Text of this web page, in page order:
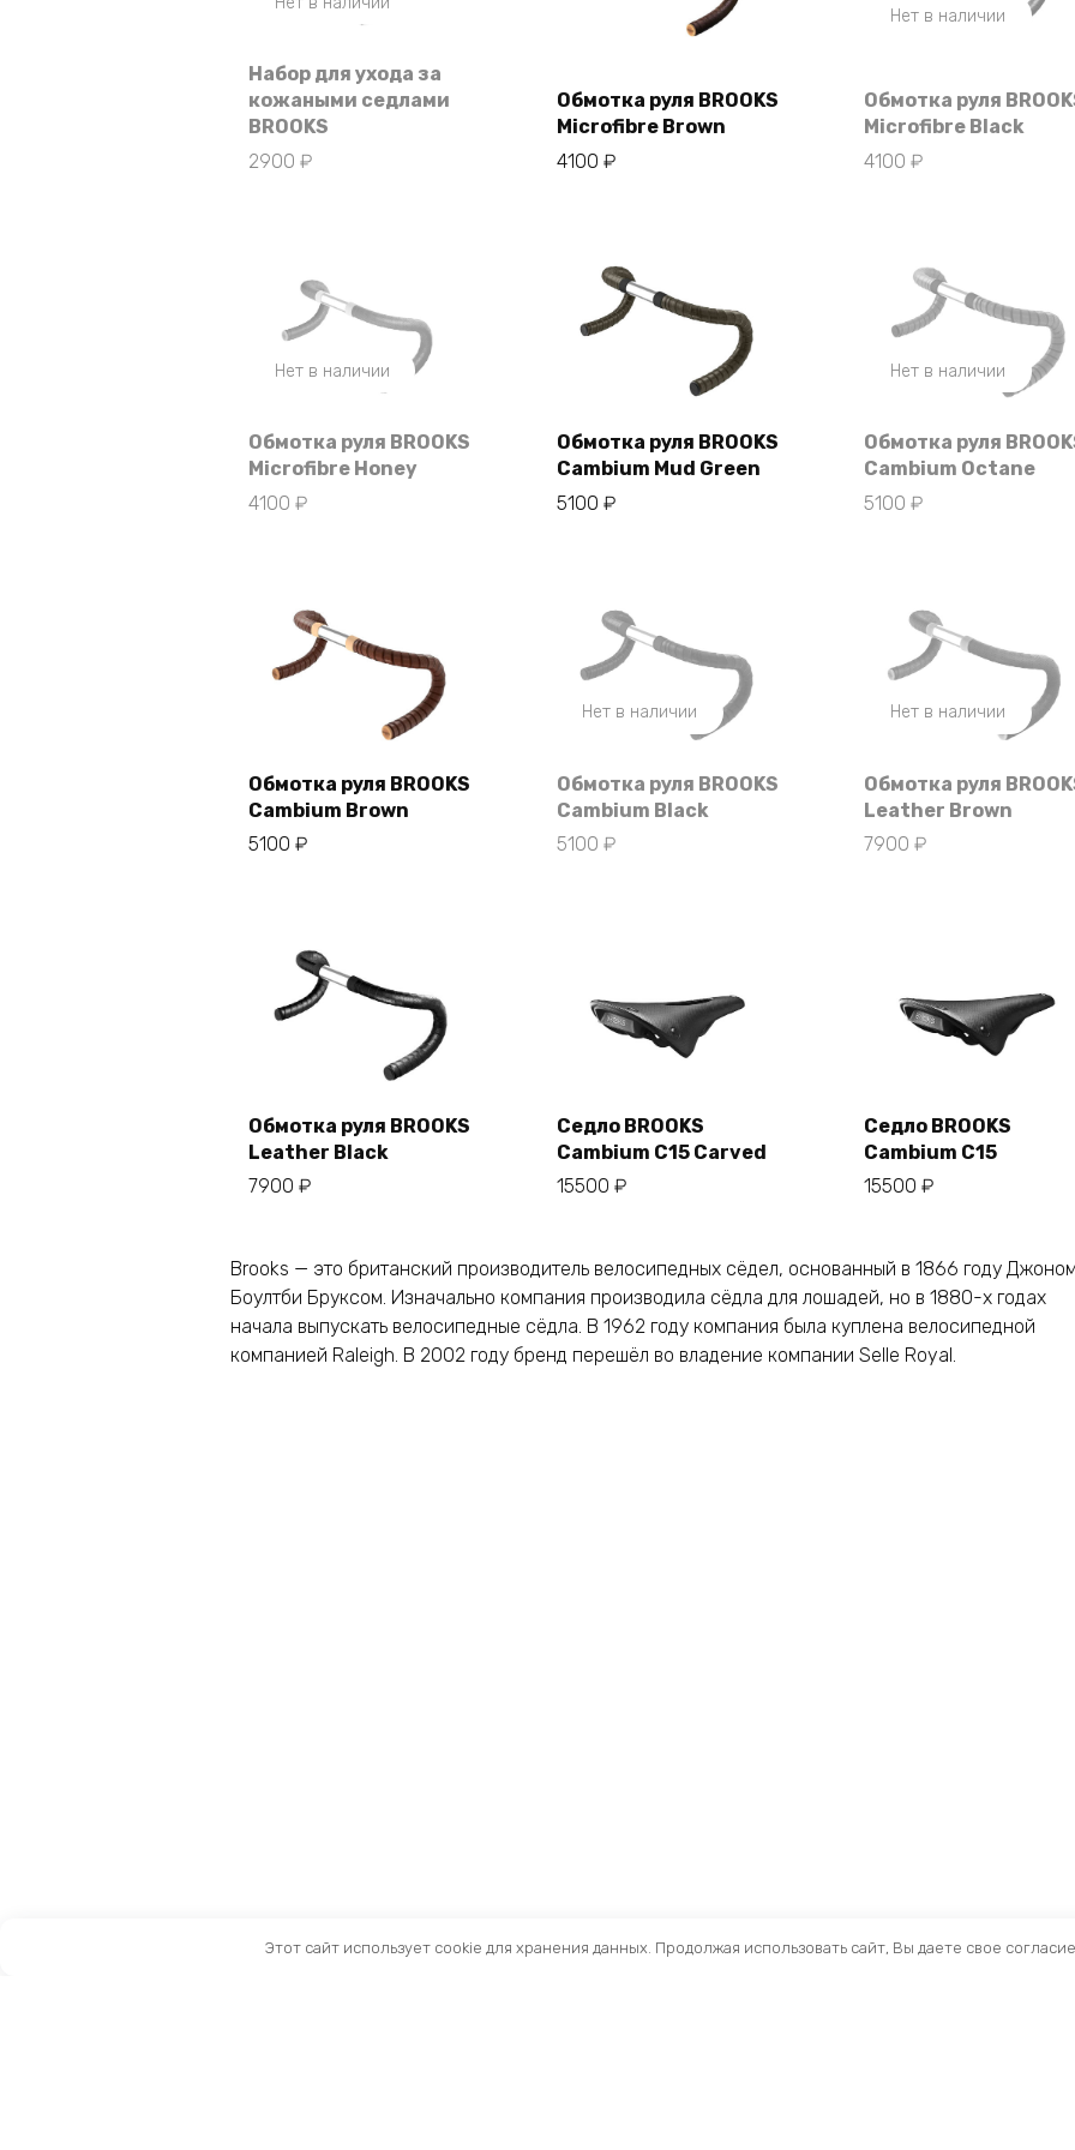
Набор для ухода за
кожаными седлами
BROOKS
2900₽
В корзину
Обмотка руля BROOKS
Microfibre Brown
4100 ₽
Нет в наличии
Обмотка руля
Microfibre Black
4100₽
Нет в наличии
Обмотка руля BROOKS
Microfibre Honey
4100₽
Обмотка руля BROOKS
Cambium Mud Green
5100 ₽
Нет в наличии
Обмотка руля
Cambium Octane
5100₽
Обмотка руля BROOKS
Cambium Brown
5100₽
Нет в наличии
Обмотка руля BROOKS
Cambium Black
5100 ₽
Нет в наличии
Обмотка руля
Leather Brown
7900₽
Обмотка руля BROOKS
Leather Black
7900₽
Седло BROOKS
Cambium C15 Carved
15500 ₽
Седло BROOKS
Cambium C15
15500₽
Brooks — это британский производитель велосипедных сёдел, основанный в 1866 году
Боултби Бруксом. Изначально компания производила сёдла для лошадей, но в 1880-х годах
начала выпускать велосипедные сёдла. В 1962 году компания была куплена велосипедной
компанией Raleigh. В 2002 году бренд перешёл во владение компании Selle Royal.
Этот сайт использует cookie для хранения данных. Продолжая использовать сайт, Вы даете свое